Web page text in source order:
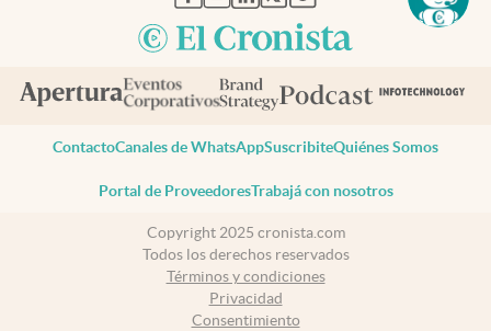
ContactoCanales de WhatsAppSuscribiteQuiénes Somos
Portal de ProveedoresTrabajá con nosotros
Copyright 2025 cronista.com
Todos los derechos reservados
Términos y condiciones
Privacidad
Consentimiento